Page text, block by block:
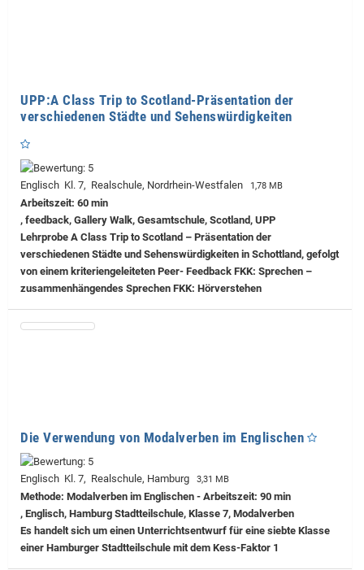
UPP:A Class Trip to Scotland-Präsentation der
verschiedenen Städte und Sehenswürdigkeiten
Englisch Kl. 7, Realschule, Nordrhein-Westfalen 1,78 MB
Arbeitszeit: 60 min
, feedback, Gallery Walk, Gesamtschule, Scotland, UPP
Lehrprobe A Class Trip to Scotland – Präsentation der
verschiedenen Städte und Sehenswürdigkeiten in Schottland, gefolgt
von einem kriteriengeleiteten Peer- Feedback FKK: Sprechen –
zusammenhängendes Sprechen FKK: Hörverstehen
Die Verwendung von Modalverben im Englischen
Englisch Kl. 7, Realschule, Hamburg 3,31 MB
Methode: Modalverben im Englischen - Arbeitszeit: 90 min
, Englisch, Hamburg Stadtteilschule, Klasse 7, Modalverben
Es handelt sich um einen Unterrichtsentwurf für eine siebte Klasse
einer Hamburger Stadtteilschule mit dem Kess-Faktor 1